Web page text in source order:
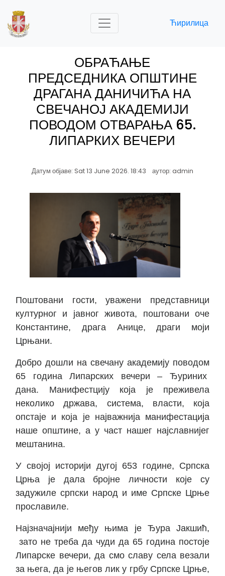
Ћирилица
ОБРАЋАЊЕ
ПРЕДСЕДНИКА ОПШТИНЕ
ДРАГАНА ДАНИЧИЋА НА
СВЕЧАНОЈ АКАДЕМИЈИ
ПОВОДОМ ОТВАРАЊА 65.
ЛИПАРКИХ ВЕЧЕРИ
Датум објаве: Sat 13 June 2026. 18:43 аутор: admin
Поштовани гости, уважени представници
културног и јавног живота, поштовани оче
Константине, драга Анице, драги моји
Црњани.
Добро дошли на свечану академију поводом
65 година Липарских вечери – Ђуриних
дана. Манифестцију која је преживела
неколико држава, система, власти, која
опстаје и која је најважнија манифестација
наше општине, а у част нашег најславнијег
мештанина.
У својој историји дугој 653 године, Српска
Црња је дала бројне личности које су
задужиле српски народ и име Српске Црње
прославиле.
Најзначајнији међу њима је Ђура Јакшић,
зато не треба да чуди да 65 година постоје
Липарске вечери, да смо славу села везали
за њега, да је његов лик у грбу Српске Црње,